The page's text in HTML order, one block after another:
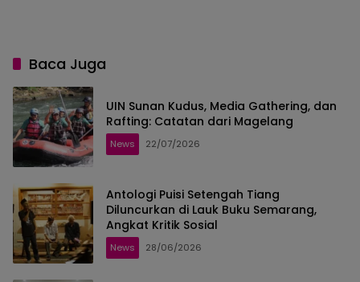
Baca Juga
UIN Sunan Kudus, Media Gathering, dan
Rafting: Catatan dari Magelang
News 22/07/2026
Antologi Puisi Setengah Tiang
Diluncurkan di Lauk Buku Semarang,
Angkat Kritik Sosial
News 28/06/2026